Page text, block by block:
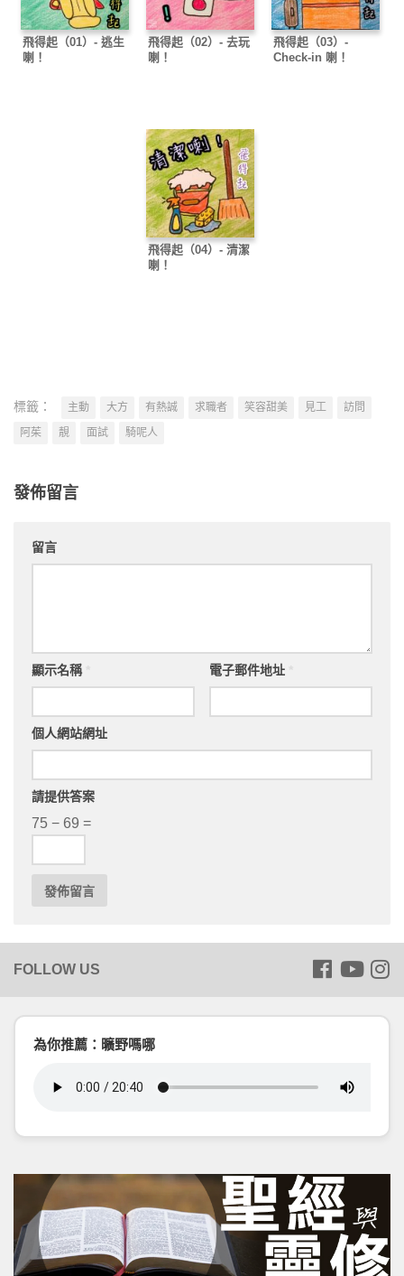
飛得起（01）- 逃生
喇！
飛得起（02）- 去玩
喇！
飛得起（03）-
Check-in 喇！
飛得起（04）- 清潔
喇！
標籤： 主動 大方 有熱誠 求職者 笑容甜美 見工
訪問
阿茱
靚 面試 騎呢人
發佈留言
留言
顯示名稱 電子郵件地址
個人網站網址
請提供答案
75 − 69 =
為你推薦：曠野嗎哪